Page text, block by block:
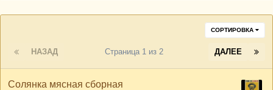
СОРТИРОВКА
НАЗАД ДАЛЕЕ
Страница 1 из 2
Солянка мясная сборная